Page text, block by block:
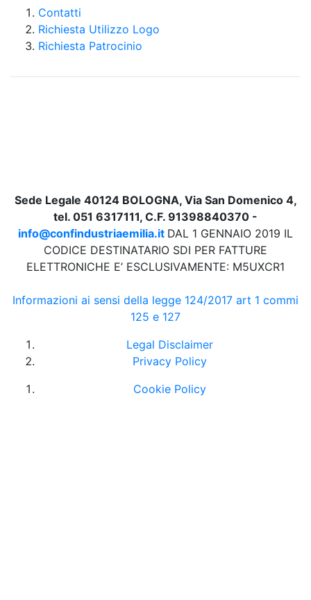
Contatti
Richiesta Utilizzo Logo
Richiesta Patrocinio
Sede Legale 40124 BOLOGNA, Via San Domenico 4,
tel. 051 6317111, C.F. 91398840370 -
info@confindustriaemilia.it DAL 1 GENNAIO 2019 IL
CODICE DESTINATARIO SDI PER FATTURE
ELETTRONICHE E’ ESCLUSIVAMENTE: M5UXCR1
Informazioni ai sensi della legge 124/2017 art 1 commi
125 e 127
Legal Disclaimer
Privacy Policy
Cookie Policy